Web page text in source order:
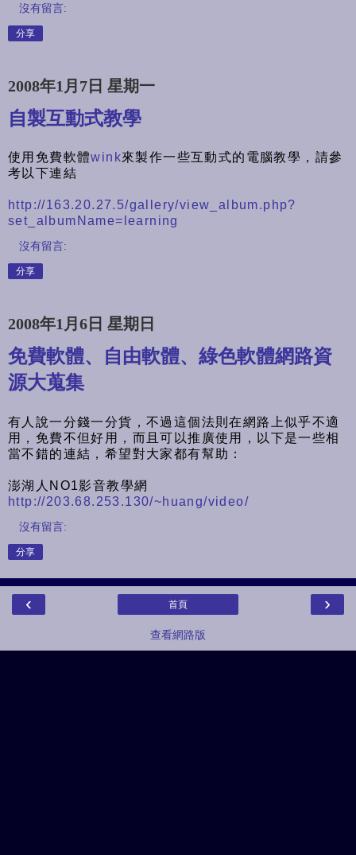
沒有留言:
分享
2008年1月7日 星期一
自製互動式教學
使用免費軟體wink來製作一些互動式的電腦教學，請參
考以下連結
http://163.20.27.5/gallery/view_album.php?
set_albumName=learning
沒有留言:
分享
2008年1月6日 星期日
免費軟體、自由軟體、綠色軟體網路資
源大蒐集
有人說一分錢一分貨，不過這個法則在網路上似乎不適
用，免費不但好用，而且可以推廣使用，以下是一些相
當不錯的連結，希望對大家都有幫助：
澎湖人NO1影音教學網
http://203.68.253.130/~huang/video/
沒有留言:
分享
‹ ›
首頁
查看網路版